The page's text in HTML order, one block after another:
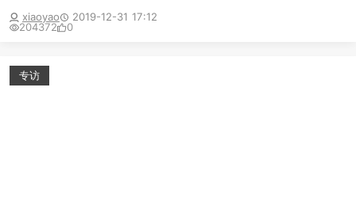
xiaoyao
2019-12-31 17:12
204372
0
专访